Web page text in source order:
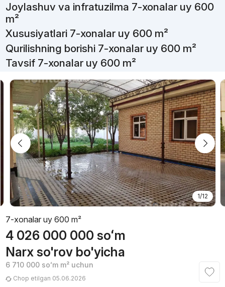
Joylashuv va infratuzilma 7-xonalar uy 600
m²
Xususiyatlari 7-xonalar uy 600 m²
Qurilishning borishi 7-xonalar uy 600 m²
Tavsif 7-xonalar uy 600 m²
1/12
7-xonalar uy 600 m²
4 026 000 000 soʻm
Narx so'rov bo'yicha
6 710 000 soʻmm² uchun
Chop etilgan 05.06.2026